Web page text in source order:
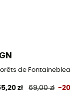
de
zł 69,00 zł -